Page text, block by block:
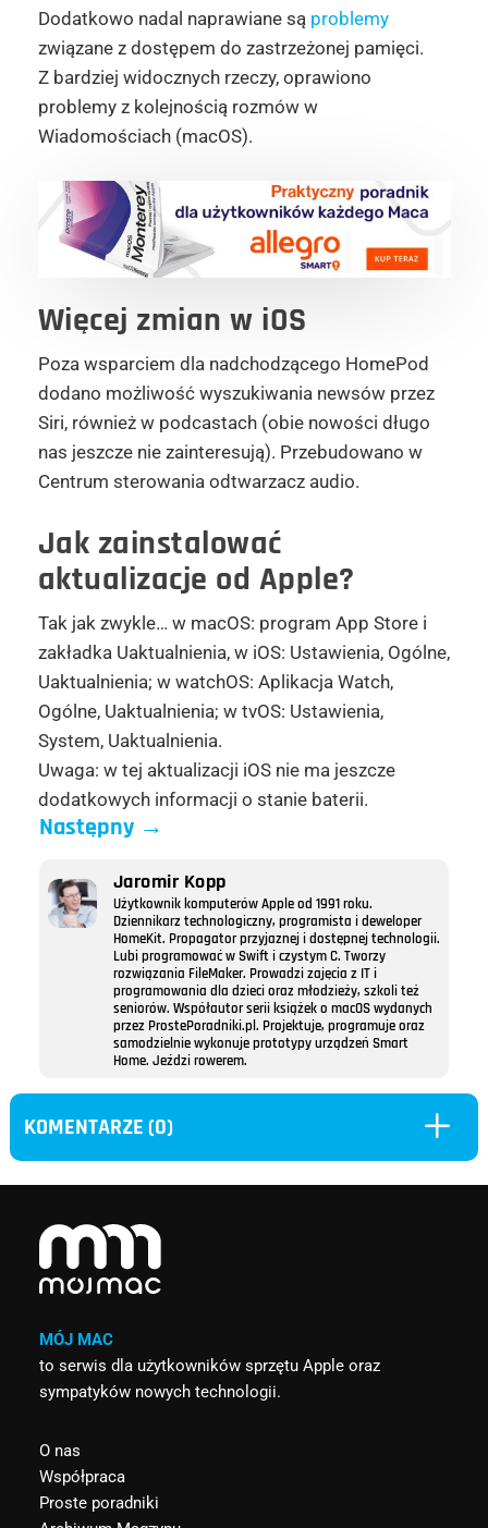
Dodatkowo nadal naprawiane są problemy
związane z dostępem do zastrzeżonej pamięci.
Z bardziej widocznych rzeczy, oprawiono
problemy z kolejnością rozmów w
Wiadomościach (macOS).
Więcej zmian w iOS
Poza wsparciem dla nadchodzącego HomePod
dodano możliwość wyszukiwania newsów przez
Siri, również w podcastach (obie nowości długo
nas jeszcze nie zainteresują). Przebudowano w
Centrum sterowania odtwarzacz audio.
Jak zainstalować
aktualizacje od Apple?
Tak jak zwykle… w macOS: program App Store i
zakładka Uaktualnienia, w iOS: Ustawienia, Ogólne,
Uaktualnienia; w watchOS: Aplikacja Watch,
Ogólne, Uaktualnienia; w tvOS: Ustawienia,
System, Uaktualnienia.
Uwaga: w tej aktualizacji iOS nie ma jeszcze
dodatkowych informacji o stanie baterii.
Następny→
Jaromir Kopp
Użytkownik komputerów Apple od 1991 roku.
Dziennikarz technologiczny, programista i deweloper
HomeKit. Propagator przyjaznej i dostępnej technologii.
Lubi programować w Swift i czystym C. Tworzy
rozwiązania FileMaker. Prowadzi zajęcia z IT i
programowania dla dzieci oraz młodzieży, szkoli też
seniorów. Współautor serii książek o macOS wydanych
przez ProstePoradniki.pl. Projektuje, programuje oraz
samodzielnie wykonuje prototypy urządzeń Smart
Home. Jeździ rowerem.
KOMENTARZE (0) L
MÓJ MAC
to serwis dla użytkowników sprzętu Apple oraz
sympatyków nowych technologii.
O nas
Współpraca
Proste poradniki